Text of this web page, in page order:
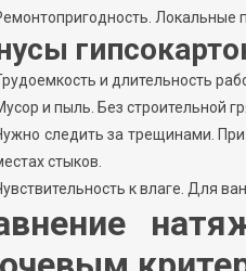
Локальные
и длительность
и пыль. Без строительной
следить за трещинами.
стыков.
к влаге. Для